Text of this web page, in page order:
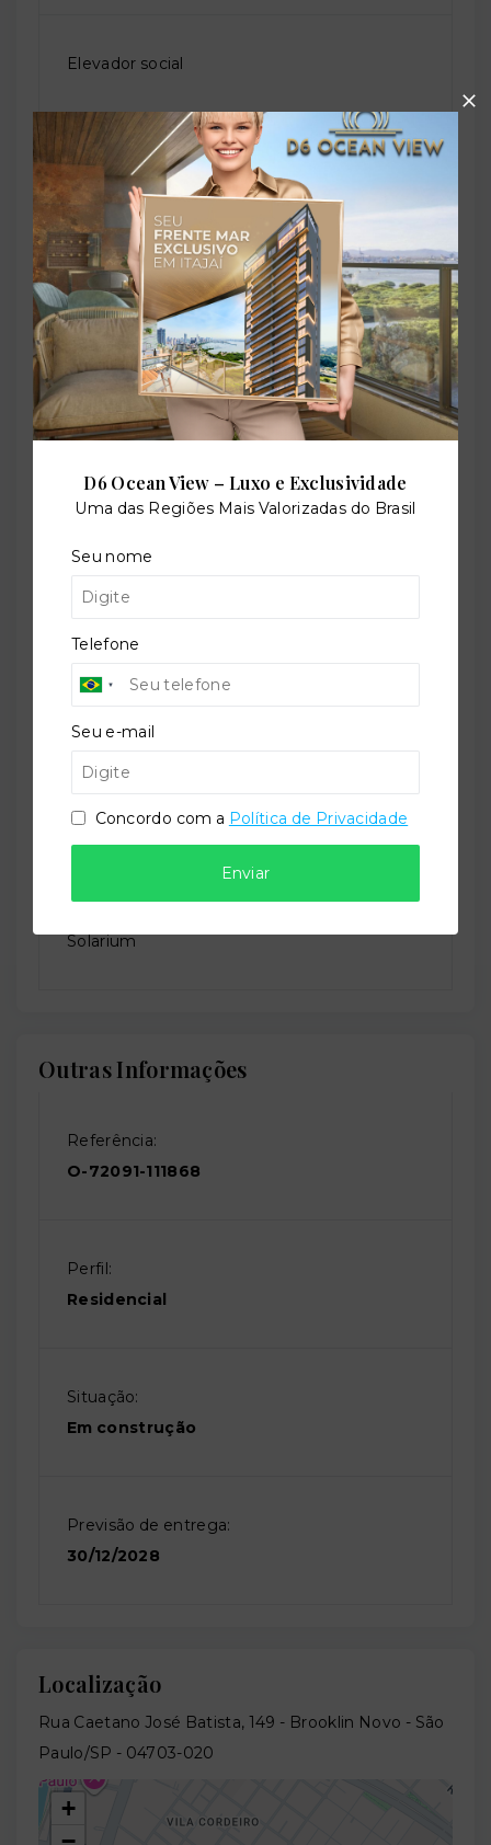
Elevador social
Permite animais
Piscina adulto
Piscina infantil
Playground
Quadra poliesportiva
Sala de jogos
Salão de festas
Solarium
Outras Informações
Referência:
O-72091-111868
Perfil:
Residencial
Situação:
Em construção
Previsão de entrega:
30/12/2028
Localização
Rua Caetano José Batista, 149 - Brooklin Novo - São
Paulo/SP - 04703-020
+
D6 Ocean View – Luxo e Exclusividade
Uma das Regiões Mais Valorizadas do Brasil
Seu nome
Telefone
Seu e-mail
Concordo com a Política de Privacidade
Enviar